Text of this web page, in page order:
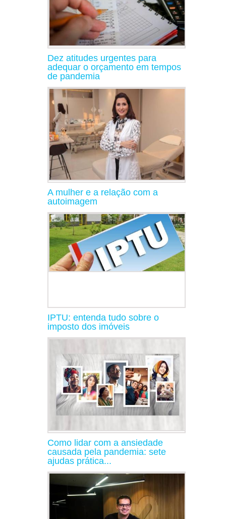
Dez atitudes urgentes para
adequar o orçamento em tempos
de pandemia
A mulher e a relação com a
autoimagem
IPTU: entenda tudo sobre o
imposto dos imóveis
Como lidar com a ansiedade
causada pela pandemia: sete
ajudas prática...